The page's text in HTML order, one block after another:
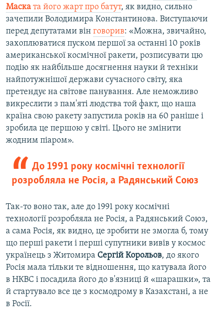
Маска та його жарт про батут, як видно, сильно
зачепили Володимира Константинова. Виступаючи
перед депутатами він говорив: «Можна, звичайно,
захоплюватися пуском першої за останні 10 років
американської космічної ракети, розписувати цю
подію як найбільше досягнення науки й техніки
найпотужнішої держави сучасного світу, яка
претендує на світове панування. Але неможливо
викреслити з пам'яті людства той факт, що наша
країна свою ракету запустила років на 60 раніше і
зробила це першою у світі. Цього не змінити
жодним піаром».
До 1991 року космічні технології
розробляла не Росія, а Радянський Союз
Так-то воно так, але до 1991 року космічні
технології розробляла не Росія, а Радянський Союз,
а сама Росія, як видно, це зробити не змогла б, тому
що перші ракети і перші супутники вивів у космос
українець з Житомира Сергій Корольов, до якого
Росія мала тільки те відношення, що катувала його
в НКВС і посадила його до в'язниці й «шарашки», та
й стартувало все це з космодрому в Казахстані, а не
в Росії.